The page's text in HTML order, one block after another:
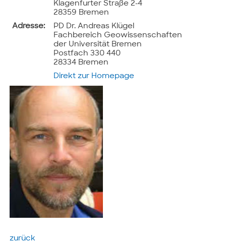
Klagenfurter Straße 2-4
28359 Bremen
Adresse:
PD Dr. Andreas Klügel
Fachbereich Geowissenschaften
der Universität Bremen
Postfach 330 440
28334 Bremen
Direkt zur Homepage
zurück